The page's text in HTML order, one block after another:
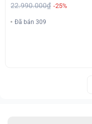
22.990.000₫ -25%
Đã bán 309